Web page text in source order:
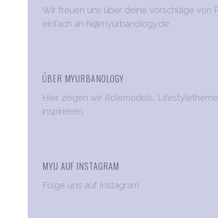
Wir freuen uns über deine Vorschläge von
einfach an hi@myurbanology.de .
ÜBER MYURBANOLOGY
Hier zeigen wir Rolemodels,
inspirieren.
MYU AUF INSTAGRAM
Folge uns auf Instagram